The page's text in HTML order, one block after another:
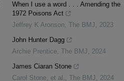
When I use a word . . . Amending the
1972 Poisons Act
Jeffrey K Aronson, The BMJ, 2023
John Hunter Dagg
Archie Prentice, The BMJ, 2024
James Ciaran Stone
Carol Stone, et al. , The BMJ, 2024